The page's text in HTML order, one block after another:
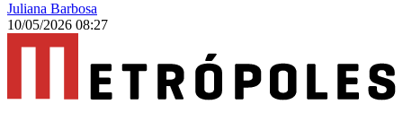
Juliana Barbosa
10/05/2026 08:27